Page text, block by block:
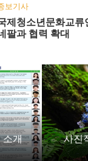
보기사
제청소년문화교류
팔과 협력 확대
소개 사진